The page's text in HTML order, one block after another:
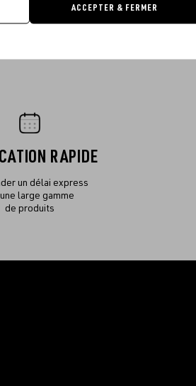
RAPIDE
un délai express
large gamme
de produits
ACCEPTER & FERMER